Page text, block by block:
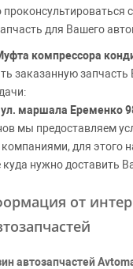
проконсультироваться
для Вашего
компрессора
заказанную
ул. маршала Еременко
мы предоставляем
для этого
нужно доставить
от
автозапчастей